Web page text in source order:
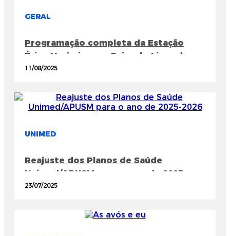
GERAL
Programação completa da Estação
Érico Veríssimo na Feira do Livro de
Santa Maria
11/08/2025
UNIMED
Reajuste dos Planos de Saúde
Unimed/APUSM para o ano de 2025-
2026
23/07/2025